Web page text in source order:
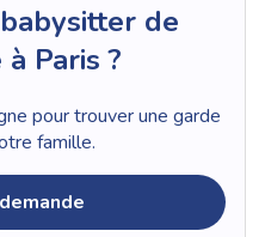
de
Paris ?
pour trouver une garde
famille.